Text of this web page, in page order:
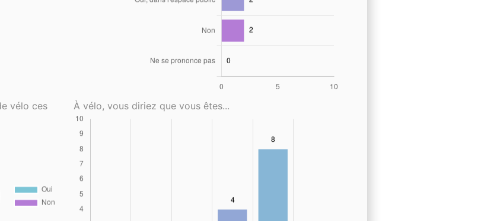
vélo ces
À vélo, vous diriez que vous êtes...